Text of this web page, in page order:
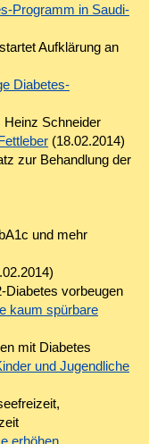
Programm in Saudi-
Aufklärung an
Diabetes-
Schneider
(18.02.2014)
zur Behandlung der
und mehr
Diabetes vorbeugen
kaum spürbare
mit Diabetes
und Jugendliche
erhöhen